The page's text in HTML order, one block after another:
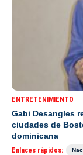
ENTRETENIMIENTO
Gabi Desangles
ciudades de
dominicana
Enlaces rápidos: